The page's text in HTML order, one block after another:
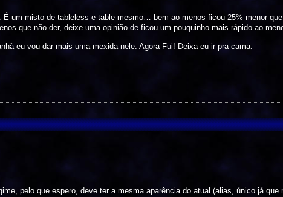
um misto de tableless e table mesmo… bem ao menos ficou 25% menor
que não der, deixe uma opinião de ficou um pouquinho mais rápido ao
eu vou dar mais uma mexida nele. Agora Fui! Deixa eu ir pra cama.
pelo que espero, deve ter a mesma aparência do atual (alias, único já